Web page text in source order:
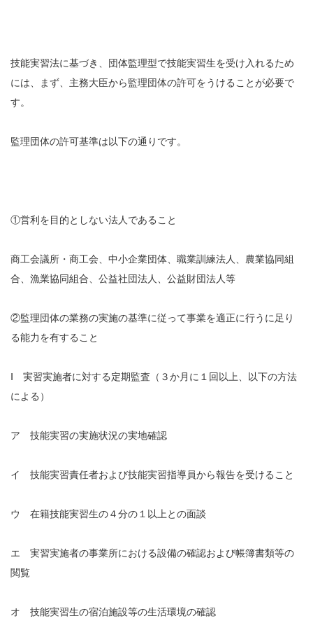
技能実習法に基づき、団体監理型で技能実習生を受け入れるため
には、まず、主務大臣から監理団体の許可をうけることが必要で
す。
監理団体の許可基準は以下の通りです。
①営利を目的としない法人であること
商工会議所・商工会、中小企業団体、職業訓練法人、農業協同組
合、漁業協同組合、公益社団法人、公益財団法人等
②監理団体の業務の実施の基準に従って事業を適正に行うに足り
る能力を有すること
Ⅰ 実習実施者に対する定期監査（３か月に１回以上、以下の方法
による）
ア 技能実習の実施状況の実地確認
イ 技能実習責任者および技能実習指導員から報告を受けること
ウ 在籍技能実習生の４分の１以上との面談
エ 実習実施者の事業所における設備の確認および帳簿書類等の
閲覧
オ 技能実習生の宿泊施設等の生活環境の確認